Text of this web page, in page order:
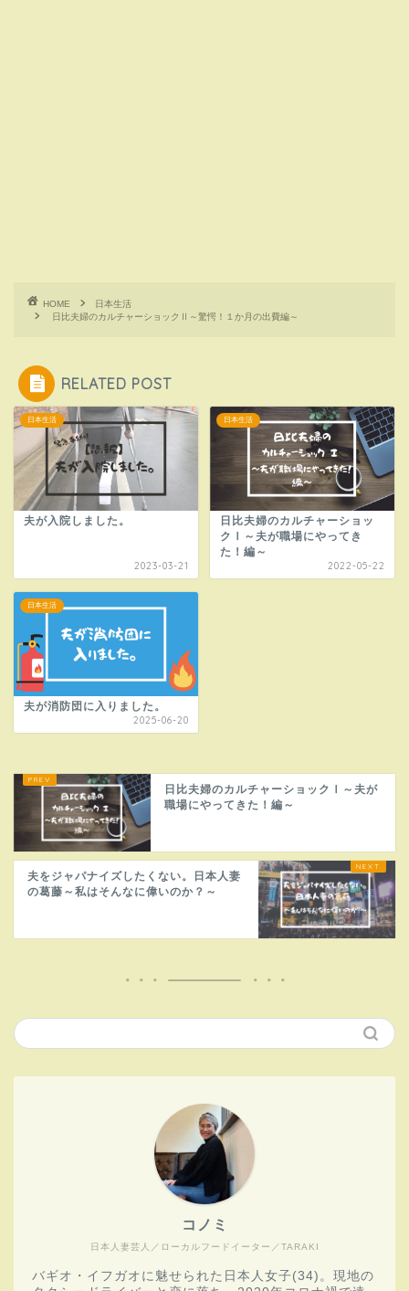
HOME
日本生活
日比夫婦のカルチャーショックⅡ～驚愕！１か月の出費編～
RELATED POST
日本生活
夫が入院しました。
2023-03-21
日本生活
日比夫婦のカルチャーショッ
クⅠ～夫が職場にやってき
た！編～
2022-05-22
日本生活
夫が消防団に入りました。
2025-06-20
日比夫婦のカルチャーショックⅠ～夫が
職場にやってきた！編～
夫をジャパナイズしたくない。日本人妻
の葛藤～私はそんなに偉いのか？～
日本人妻芸人／ローカルフードイーター／TARAKI
コノミ
バギオ・イフガオに魅せられた日本人女子(34)。現地の